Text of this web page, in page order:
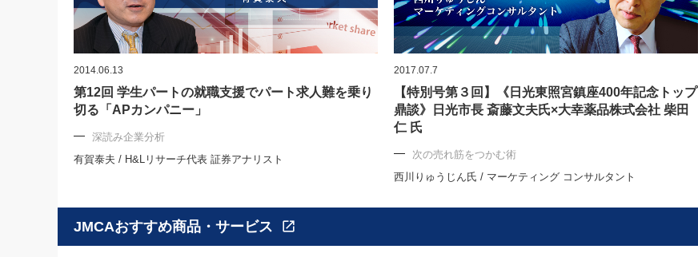
2014.06.13
第12回 学生パートの就職支援でパート求人難を乗り
切る「APカンパニー」
深読み企業分析
有賀泰夫 / H&Lリサーチ代表 証券アナリスト
2017.07.7
【特別号第３回】《日光東照宮鎮座400年記念トップ
鼎談》日光市長 斎藤文夫氏×大幸薬品株式会社 柴田
仁 氏
次の売れ筋をつかむ術
西川りゅうじん氏 / マーケティング コンサルタント
JMCAおすすめ商品・サービス open_in_new